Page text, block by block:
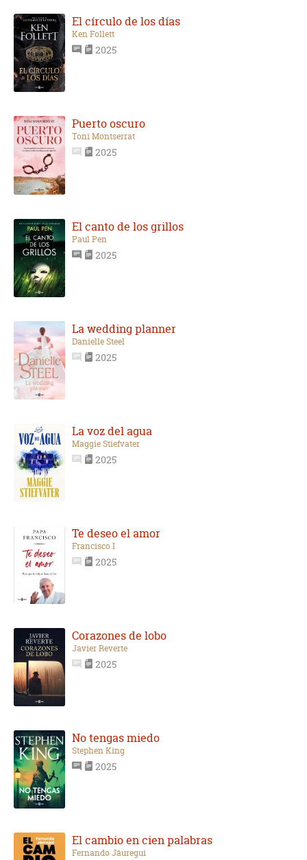
El círculo de los días
Ken Follett
2025
Puerto oscuro
Toni Montserrat
2025
El canto de los grillos
Paul Pen
2025
La wedding planner
Danielle Steel
2025
La voz del agua
Maggie Stiefvater
2025
Te deseo el amor
Francisco I
2025
Corazones de lobo
Javier Reverte
2025
No tengas miedo
Stephen King
2025
El cambio en cien palabras
Fernando Jáuregui